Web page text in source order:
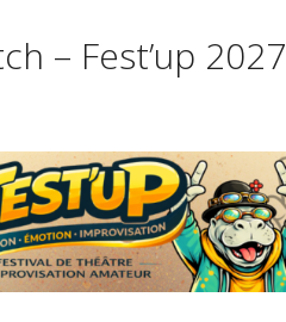
– Fest’up 2027